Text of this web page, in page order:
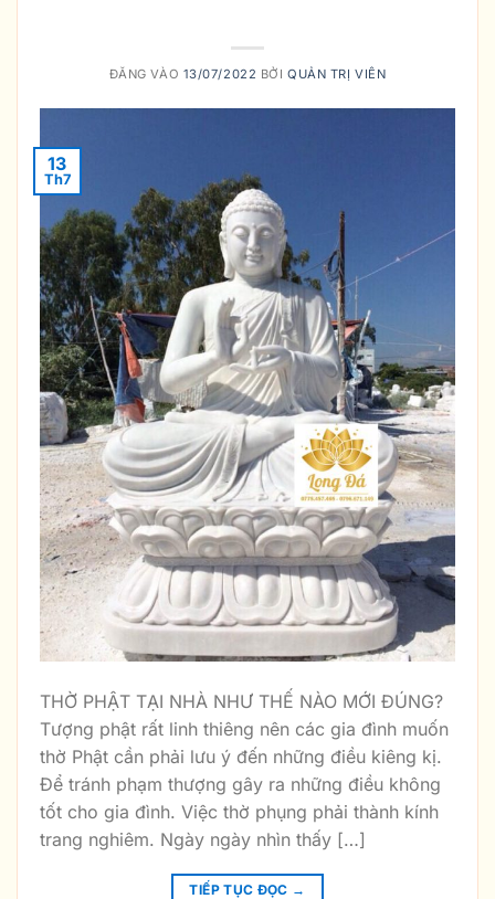
ĐĂNG VÀO 13/07/2022 BỞIQUẢN TRỊ VIÊN
13
Th7
THỜ PHẬT TẠI NHÀ NHƯ THẾ NÀO MỚI ĐÚNG?
Tượng phật rất linh thiêng nên các gia đình muốn
thờ Phật cần phải lưu ý đến những điều kiêng kị.
Để tránh phạm thượng gây ra những điều không
tốt cho gia đình. Việc thờ phụng phải thành kính
trang nghiêm. Ngày ngày nhìn thấy […]
TIẾP TỤC ĐỌC →